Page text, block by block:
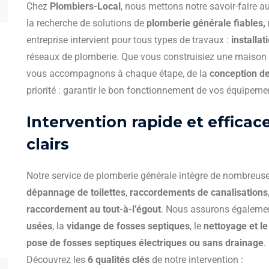
Vidange de fosse septique réalisée
ponctuelle, tarifs corrects. Très satisfait.
Client Satisfait
Chez Plombiers-Local, nous mettons notre savoir-faire
la recherche de solutions de plomberie générale fiables,
entreprise intervient pour tous types de travaux :
réseaux de plomberie. Que vous construisiez une
vous accompagnons à chaque étape, de la conception
priorité : garantir le bon fonctionnement de vos
Intervention rapide et
clairs
Notre service de plomberie générale intègre de
dépannage de toilettes, raccordements de canalisations
raccordement au tout-à-l’égout. Nous assurons
usées, la vidange de fosses septiques, le nettoyage et
pose de fosses septiques électriques ou sans drainage.
Découvrez les 6 qualités clésde notre intervention :